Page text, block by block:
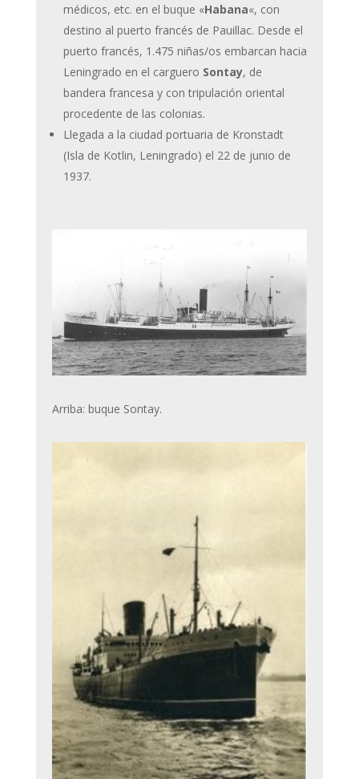
médicos, etc. en el buque «Habana«, con
destino al puerto francés de Pauillac. Desde el
puerto francés, 1.475 niñas/os embarcan hacia
Leningrado en el carguero Sontay, de
bandera francesa y con tripulación oriental
procedente de las colonias.
Llegada a la ciudad portuaria de Kronstadt
(Isla de Kotlin, Leningrado) el 22 de junio de
1937.
Arriba: buque Sontay.